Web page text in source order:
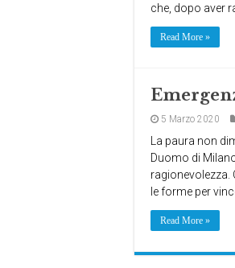
che, dopo aver
Read More »
5 Marzo 2020
La paura non
Duomo di
ragionevolezza.
le forme per
Read More »